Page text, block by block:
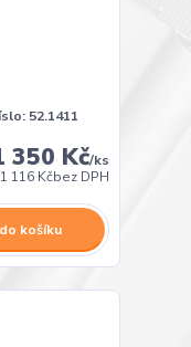
52.1411
350 Kč/ks
1 116 Kčbez DPH
košíku